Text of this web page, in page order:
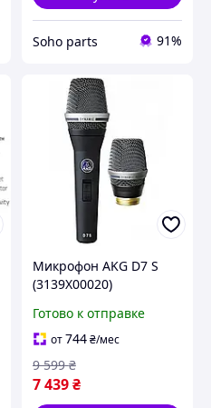
Soho parts 91%
Микрофон AKG D7 S
(3139X00020)
Готово к отправке
от744₴/мес
7 439₴
9 599 ₴